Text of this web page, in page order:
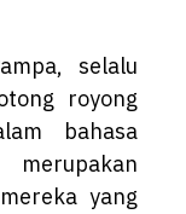
selalu
royong
bahasa
yang